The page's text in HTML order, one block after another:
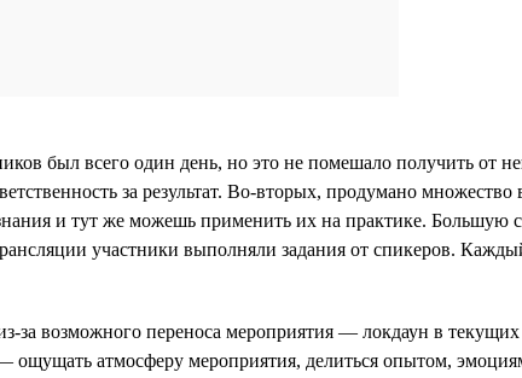
был всего один день, но это не помешало получить от
за результат. Во-вторых, продумано
и тут же можешь применить их на практике. Большую
участники выполняли задания от спикеров.
возможного переноса мероприятия — локдаун в
атмосферу мероприятия, делиться опытом,